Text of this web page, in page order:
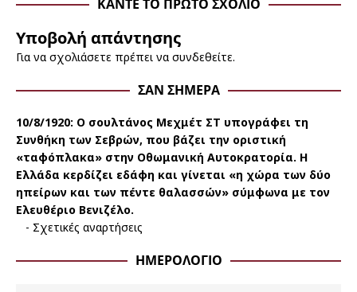
ΚΆΝΤΕ ΤΟ ΠΡΏΤΟ ΣΧΌΛΙΟ
Υποβολή απάντησης
Για να σχολιάσετε πρέπει να συνδεθείτε.
ΣΑΝ ΣΉΜΕΡΑ
10/8/1920: Ο σουλτάνος Μεχμέτ ΣΤ υπογράφει τη
Συνθήκη των Σεβρών, που βάζει την οριστική
«ταφόπλακα» στην Οθωμανική Αυτοκρατορία. Η
Ελλάδα κερδίζει εδάφη και γίνεται «η χώρα των δύο
ηπείρων και των πέντε θαλασσών» σύμφωνα με τον
Ελευθέριο Βενιζέλο.
- Σχετικές αναρτήσεις
ΗΜΕΡΟΛΌΓΙΟ